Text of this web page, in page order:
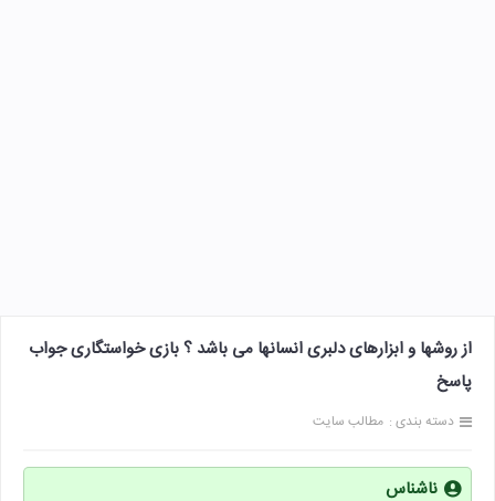
از روشها و ابزارهای دلبری انسانها می باشد ؟ بازی خواستگاری جواب
پاسخ
دسته بندی : مطالب سایت
ناشناس